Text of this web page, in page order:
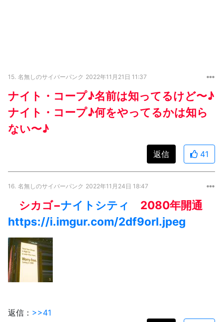
15. 名無しのサイバーパンク 2022年11月21日 11:37
ナイト・コープ♪名前は知ってるけど〜♪
ナイト・コープ♪何をやってるかは知ら
ない〜♪
返信 41
16. 名無しのサイバーパンク 2022年11月24日 18:47
シカゴ−ナイトシティ
2080年開通
https://i.imgur.com/2df9orl.jpeg
返信： >>41